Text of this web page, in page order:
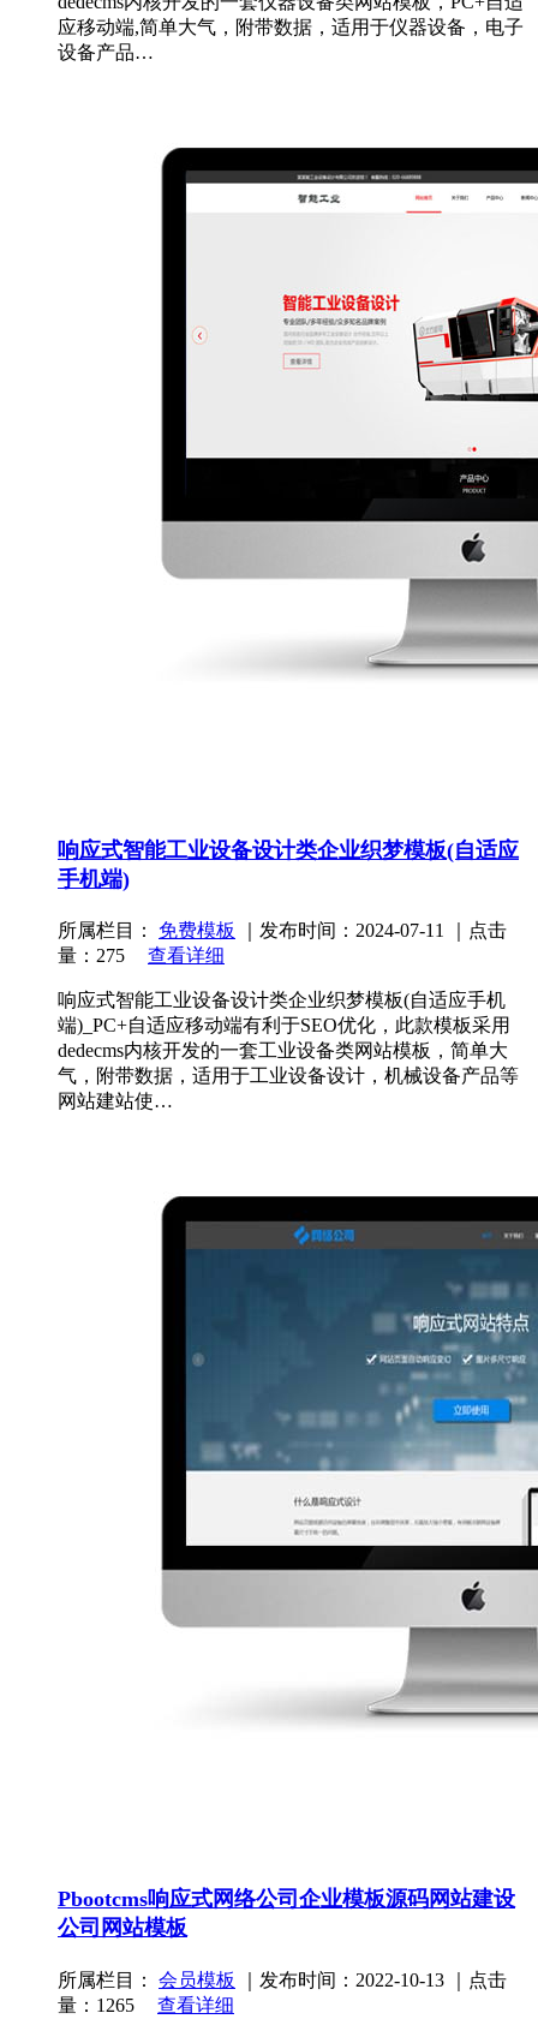
应移动端,简单大气，附带数据，适用于仪器设备，电子
设备产品…
响应式智能工业设备设计类企业织梦模板(自适应
手机端)
所属栏目： 免费模板
｜发布时间：2024-07-11 ｜点击
量：275
查看详细
响应式智能工业设备设计类企业织梦模板(自适应手机
端)_PC+自适应移动端有利于SEO优化，此款模板采用
dedecms内核开发的一套工业设备类网站模板，简单大
气，附带数据，适用于工业设备设计，机械设备产品等
网站建站使…
Pbootcms响应式网络公司企业模板源码网站建设
公司网站模板
所属栏目： 会员模板
｜发布时间：2022-10-13 ｜点击
量：1265
查看详细